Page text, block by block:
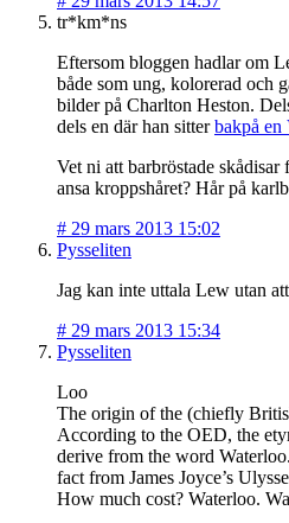
tr*km*ns
Eftersom bloggen hadlar om
både som ung, kolorerad och
bilder på Charlton Heston.
dels en där han sitterbakpå en
Vet ni att barbröstade
ansa kroppshåret? Hår på
# 29 mars 2013 15:02
Pysseliten
Jag kan inte uttala Lew utan
# 29 mars 2013 15:34
Pysseliten
Loo
The origin of the (chiefly
According to the OED, the
derive from the word
fact from James Joyce’s
How much cost? Waterloo.